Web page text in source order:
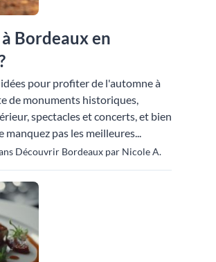
Bordeaux en
pour profiter de l'automne à
de monuments historiques,
spectacles et concerts, et bien
manquez pas les meilleures...
Découvrir Bordeaux par Nicole A.